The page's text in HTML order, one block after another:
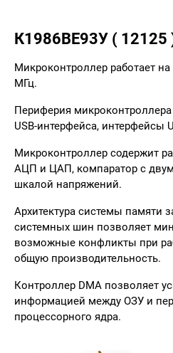
К1986ВЕ93У ( 12125
Микроконтроллер работает на
МГц.
Периферия
USB-интерфейса, интерфейсы
Микроконтроллер содержит
АЦП и ЦАП, компаратор с
шкалой напряжений.
Архитектура системы памяти
системных шин позволяет
возможные конфликты при
общую производительность.
Контроллер DMA позволяет
информацией между ОЗУ и
процессорного ядра.